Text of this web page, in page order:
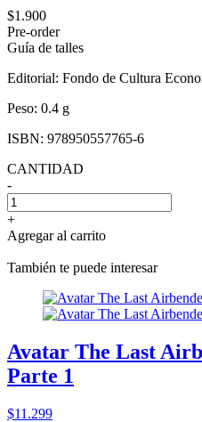
$1.900
Pre-order
Guía de talles
Editorial: Fondo de Cultura
Peso: 0.4 g
ISBN: 978950557765-6
CANTIDAD
-
+
Agregar al carrito
También te puede interesar
Avatar The Last
Parte 1
$11.299